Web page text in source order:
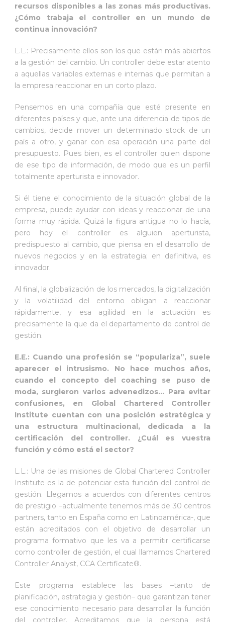
recursos disponibles a las zonas más productivas.
¿Cómo trabaja el controller en un mundo de
continua innovación?
L.L.: Precisamente ellos son los que están más abiertos
a la gestión del cambio. Un controller debe estar atento
a aquellas variables externas e internas que permitan a
la empresa reaccionar en un corto plazo.
Pensemos en una compañía que esté presente en
diferentes países y que, ante una diferencia de tipos de
cambios, decide mover un determinado stock de un
país a otro, y ganar con esa operación una parte del
presupuesto. Pues bien, es el controller quien dispone
de ese tipo de información, de modo que es un perfil
totalmente aperturista e innovador.
Si él tiene el conocimiento de la situación global de la
empresa, puede ayudar con ideas y reaccionar de una
forma muy rápida. Quizá la figura antigua no lo hacía,
pero hoy el controller es alguien aperturista,
predispuesto al cambio, que piensa en el desarrollo de
nuevos negocios y en la estrategia; en definitiva, es
innovador.
Al final, la globalización de los mercados, la digitalización
y la volatilidad del entorno obligan a reaccionar
rápidamente, y esa agilidad en la actuación es
precisamente la que da el departamento de control de
gestión.
E.E.: Cuando una profesión se “populariza”, suele
aparecer el intrusismo. No hace muchos años,
cuando el concepto del coaching se puso de
moda, surgieron varios advenedizos… Para evitar
confusiones, en Global Chartered Controller
Institute cuentan con una posición estratégica y
una estructura multinacional, dedicada a la
certificación del controller. ¿Cuál es vuestra
función y cómo está el sector?
L.L.: Una de las misiones de Global Chartered Controller
Institute es la de potenciar esta función del control de
gestión. Llegamos a acuerdos con diferentes centros
de prestigio –actualmente tenemos más de 30 centros
partners, tanto en España como en Latinoamérica-, que
están acreditados con el objetivo de desarrollar un
programa formativo que les va a permitir certificarse
como controller de gestión, el cual llamamos Chartered
Controller Analyst, CCA Certificate®.
Este programa establece las bases –tanto de
planificación, estrategia y gestión– que garantizan tener
ese conocimiento necesario para desarrollar la función